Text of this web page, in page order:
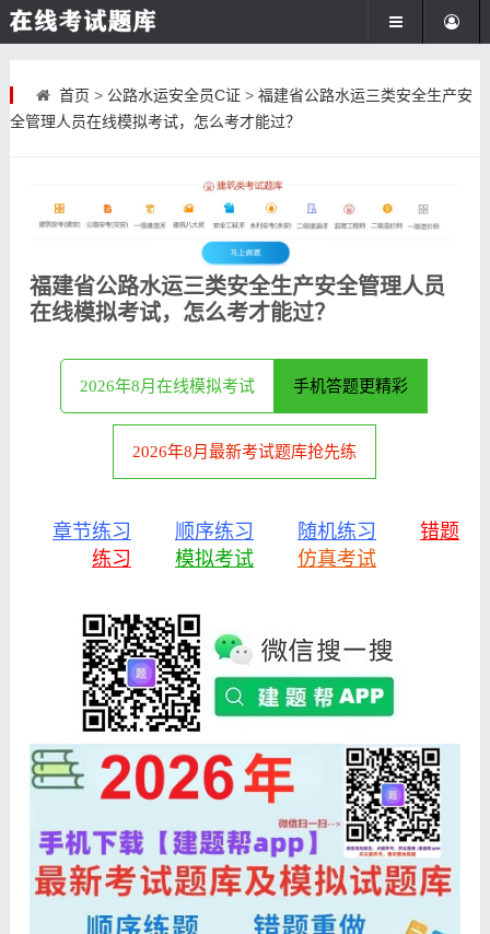
首页 > 公路水运安全员C证> 福建省公路水运三类安全生产安
全管理人员在线模拟考试，怎么考才能过？
福建省公路水运三类安全生产安全管理人员
在线模拟考试，怎么考才能过？
2026年8月在线模拟考试 手机答题更精彩
2026年8月最新考试题库抢先练
章节练习 顺序练习 随机练习
错题
练习
模拟考试 仿真考试